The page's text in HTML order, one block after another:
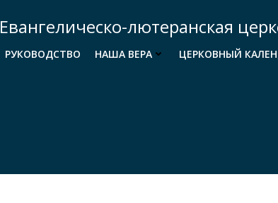
Евангелическо-лютеранская
РУКОВОДСТВО НАША ВЕРА ЦЕРКОВНЫЙ